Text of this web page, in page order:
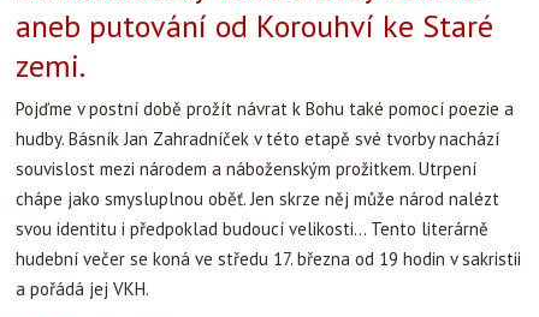
aneb putování od Korouhví ke Staré
zemi.
Pojďme v postní době prožít návrat k Bohu také pomocí poezie a
hudby. Básník Jan Zahradníček v této etapě své tvorby nachází
souvislost mezi národem a náboženským prožitkem. Utrpení
chápe jako smysluplnou oběť. Jen skrze něj může národ nalézt
svou identitu i předpoklad budoucí velikosti... Tento literárně
hudební večer se koná ve středu 17. března od 19 hodin v sakristii
a pořádá jej VKH.